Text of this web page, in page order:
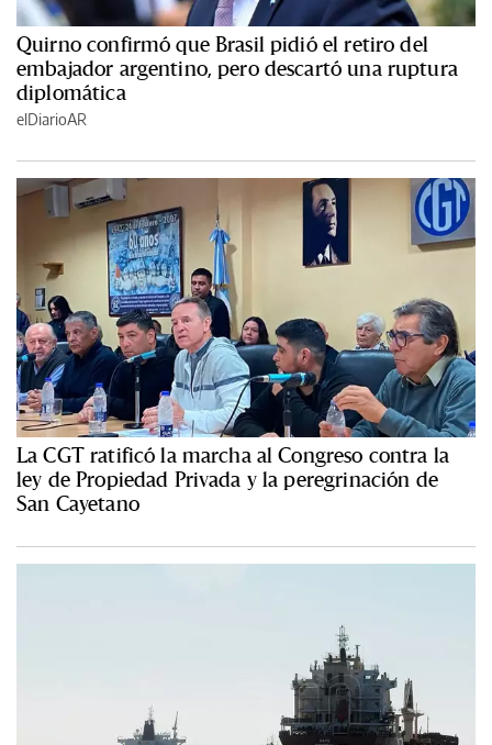
Quirno confirmó que Brasil pidió el retiro del
embajador argentino, pero descartó una ruptura
diplomática
elDiarioAR
La CGT ratificó la marcha al Congreso contra la
ley de Propiedad Privada y la peregrinación de
San Cayetano